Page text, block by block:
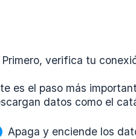
verifica tu
es el paso más
datos como el
Apaga y enciende los